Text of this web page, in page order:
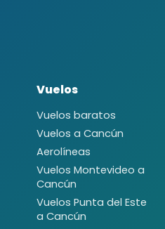
Vuelos
Vuelos baratos
Vuelos a Cancún
Aerolíneas
Vuelos Montevideo a
Cancún
Vuelos Punta del Este
a Cancún